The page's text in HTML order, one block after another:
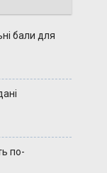
бали для
по-